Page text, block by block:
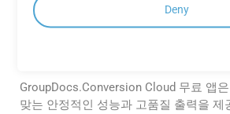
GroupDocs.Conversion Cloud 무료 앱
맞는 안정적인 성능과 고품질 출력을 제
Deny